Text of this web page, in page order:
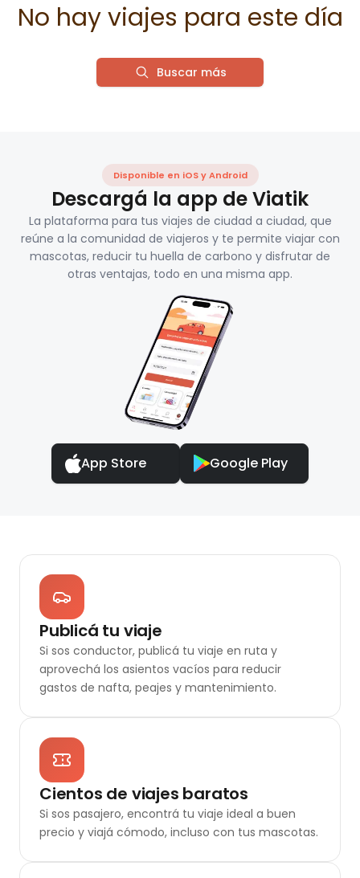
No hay viajes para este día
Buscar más
Disponible en iOS y Android
Descargá la app de Viatik
La plataforma para tus viajes de ciudad a ciudad, que
reúne a la comunidad de viajeros y te permite viajar con
mascotas, reducir tu huella de carbono y disfrutar de
otras ventajas, todo en una misma app.
App Store Google Play
Publicá tu viaje
Si sos conductor, publicá tu viaje en ruta y
aprovechá los asientos vacíos para reducir
gastos de nafta, peajes y mantenimiento.
Cientos de viajes baratos
Si sos pasajero, encontrá tu viaje ideal a buen
precio y viajá cómodo, incluso con tus mascotas.